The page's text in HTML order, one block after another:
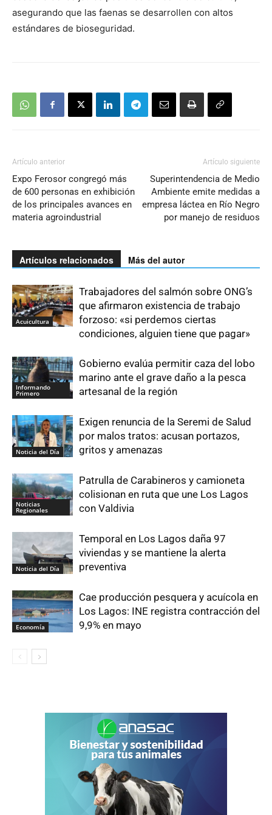
asegurando que las faenas se desarrollen con altos
estándares de bioseguridad.
Artículo anterior
Expo Ferosor congregó más
de 600 personas en exhibición
de los principales avances en
materia agroindustrial
Artículo siguiente
Superintendencia de Medio
Ambiente emite medidas a
empresa láctea en Río Negro
por manejo de residuos
Artículos relacionados Más del autor
Acuicultura
Trabajadores del salmón sobre ONG’s
que afirmaron existencia de trabajo
forzoso: «si perdemos ciertas
condiciones, alguien tiene que pagar»
Informando
Primero
Gobierno evalúa permitir caza del lobo
marino ante el grave daño a la pesca
artesanal de la región
Noticia del Día
Exigen renuncia de la Seremi de Salud
por malos tratos: acusan portazos,
gritos y amenazas
Noticias
Regionales
Patrulla de Carabineros y camioneta
colisionan en ruta que une Los Lagos
con Valdivia
Noticia del Día
Temporal en Los Lagos daña 97
viviendas y se mantiene la alerta
preventiva
Economía
Cae producción pesquera y acuícola en
Los Lagos: INE registra contracción del
9,9% en mayo